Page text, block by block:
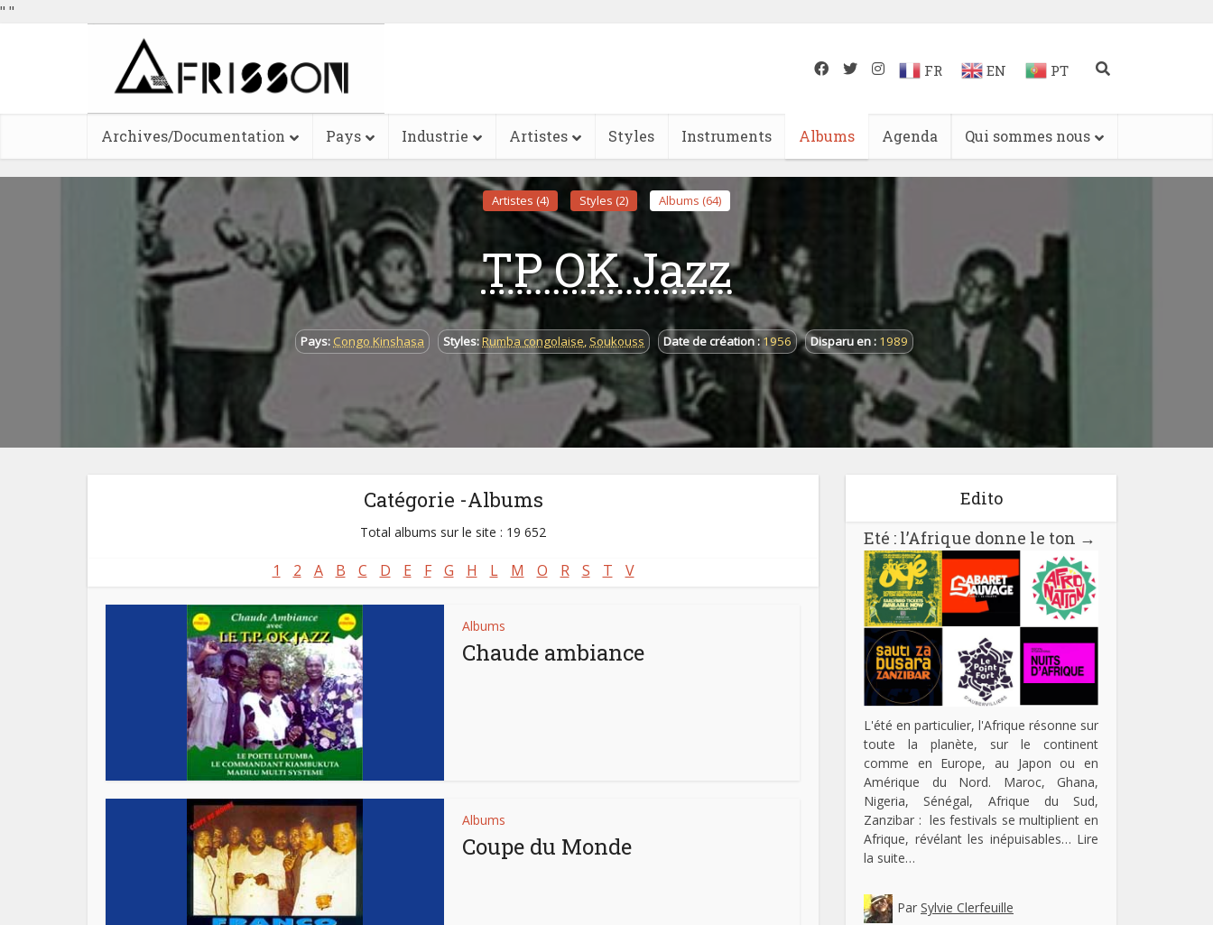
" "
FR EN PT
Archives/Documentation Pays Industrie Artistes Styles Instruments Albums Agenda Qui sommes nous
Artistes (4) Styles (2) Albums (64)
TP OK Jazz
Pays: Congo Kinshasa Styles:Rumba congolaise, Soukouss Date de création : 1956 Disparu en : 1989
Catégorie -Albums
Total albums sur le site : 19 652
1 2 A B C D E F G H L M O R S T V
Albums
Chaude ambiance
Albums
Coupe du Monde
Edito
Eté : l’Afrique donne le ton →
L'été en particulier, l'Afrique résonne sur
toute la planète, sur le continent
comme en Europe, au Japon ou en
Amérique du Nord. Maroc, Ghana,
Nigeria, Sénégal, Afrique du Sud,
Zanzibar : les festivals se multiplient en
Afrique, révélant les inépuisables… Lire
la suite…
Par Sylvie Clerfeuille